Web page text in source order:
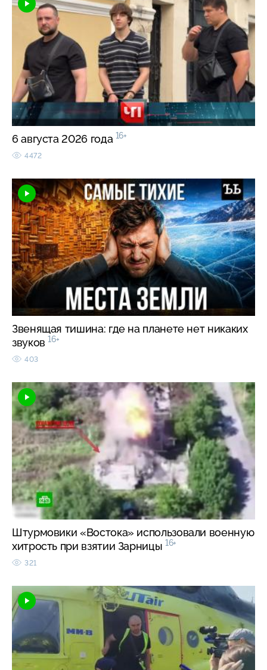
6 августа 2026 года 16+
4472
Звенящая тишина: где на планете нет никаких
звуков 16+
403
Штурмовики «Востока» использовали военную
хитрость при взятии Зарницы 16+
321